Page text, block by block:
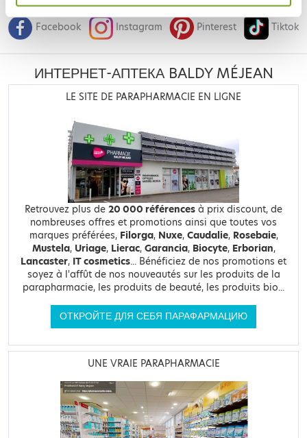
Facebook Instagram Pinterest Tiktok
ИНТЕРНЕТ-АПТЕКА BALDY MÉJEAN
LE SITE DE PARAPHARMACIE EN LIGNE
Retrouvez plus de 20 000 références à prix discount, de
nombreuses offres et promotions ainsi que toutes vos
marques préférées, Filorga, Nuxe, Caudalie, Rosebaie,
Mustela, Uriage, Lierac, Garancia, Biocyte, Erborian,
Lancaster, IT cosmetics... Bénéficiez de nos promotions et
soyez à l'affût de nos nouveautés sur les produits de la
parapharmacie, les produits de beauté, les produits bio...
ОТКРОЙТЕ ДЛЯ СЕБЯ ПАРАФАРМАЦИЮ
UNE VRAIE PARAPHARMACIE